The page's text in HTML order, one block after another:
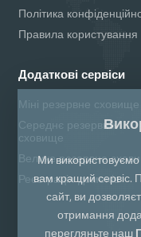
Політика
Правила користування
Додаткові сервіси
Міні резервне сховище
Середнє резервне
сховище
Велике резервне
Реєстрація доменів
Ми
вам кращий сервіс.
сайт, ви
отримання
перегляньте наш